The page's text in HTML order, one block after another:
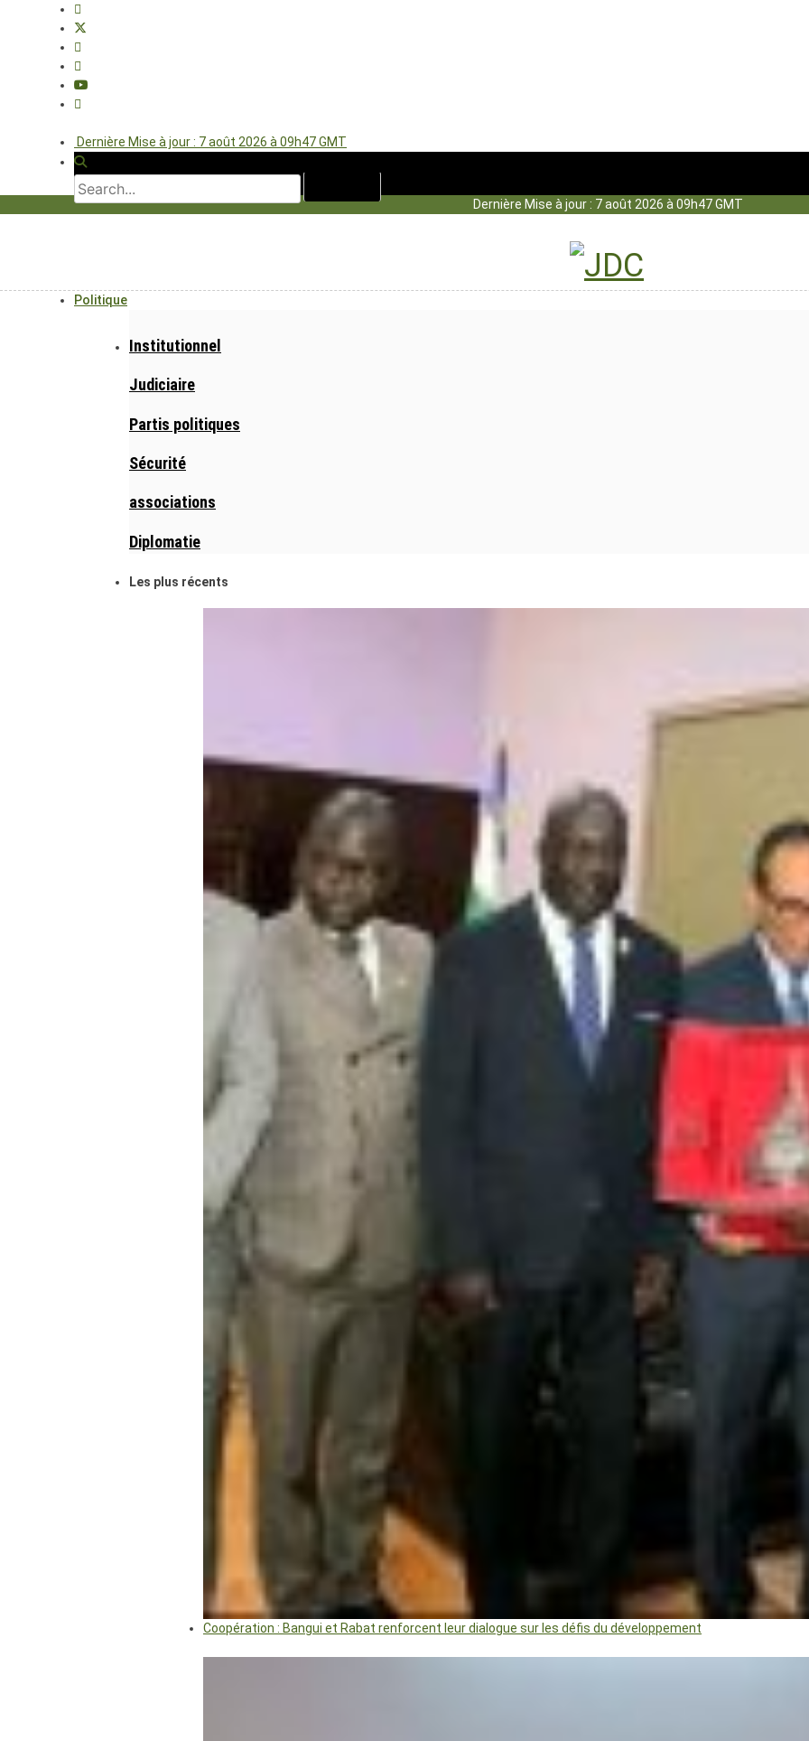
Dernière Mise à jour : 7 août 2026 à 09h47 GMT
Dernière Mise à jour : 7 août 2026 à 09h47 GMT
Politique
Institutionnel
Judiciaire
Partis politiques
Sécurité
associations
Diplomatie
Les plus récents
Coopération : Bangui et Rabat renforcent leur dialogue sur les défis du développement